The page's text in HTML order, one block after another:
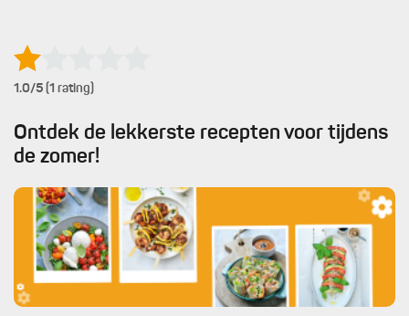
1.0/5 (1 rating)
Ontdek de lekkerste recepten voor tijdens
de zomer!